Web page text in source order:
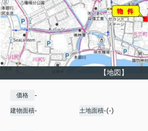
【地図】
価格 -
建物面積- 土地面積-(-)